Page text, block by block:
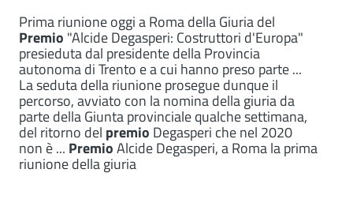
Prima riunione oggi a Roma della Giuria del
Premio "Alcide Degasperi: Costruttori d'Europa"
presieduta dal presidente della Provincia
autonoma di Trento e a cui hanno preso parte ...
La seduta della riunione prosegue dunque il
percorso, avviato con la nomina della giuria da
parte della Giunta provinciale qualche settimana,
del ritorno del premio Degasperi che nel 2020
non è ... PremioAlcide Degasperi, a Roma la prima
riunione della giuria